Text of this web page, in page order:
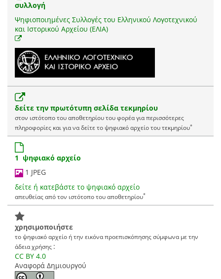
συλλογή
Ψηφιοποιημένες Συλλογές του Ελληνικού Λογοτεχνικού
και Ιστορικού Αρχείου (ΕΛΙΑ)
δείτε την πρωτότυπη σελίδα τεκμηρίου
στον ιστότοπο του αποθετηρίου του φορέα για περισσότερες
πληροφορίες και για να δείτε το ψηφιακό αρχείο του τεκμηρίου*
1 ψηφιακό αρχείο
1 JPEG
δείτε ή κατεβάστε το ψηφιακό αρχείο
απευθείας από τον ιστότοπο του αποθετηρίου*
χρησιμοποιήστε
το ψηφιακό αρχείο ή την εικόνα προεπισκόπησης σύμφωνα με την
άδεια χρήσης :
CC BY 4.0
Αναφορά Δημιουργού